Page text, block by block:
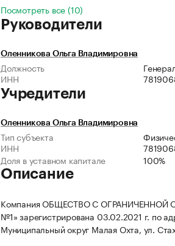
Посмотреть все (10)
Руководители
Оленникова Ольга Владимировна
Должность
ИНН
Учредители
Оленникова Ольга Владимировна
Тип субъекта
ИНН
Доля в уставном капитале
100%
Описание
Компания ОБЩЕСТВО С ОГРАНИЧЕННОЙ
№1» зарегистрирована 03.02.2021 г. по
Муниципальный округ Малая Охта, ул.